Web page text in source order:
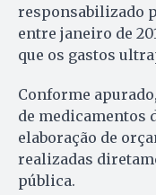
responsabilizado
entre janeiro de
que os gastos
Conforme
de medicamentos
elaboração de
realizadas
pública.